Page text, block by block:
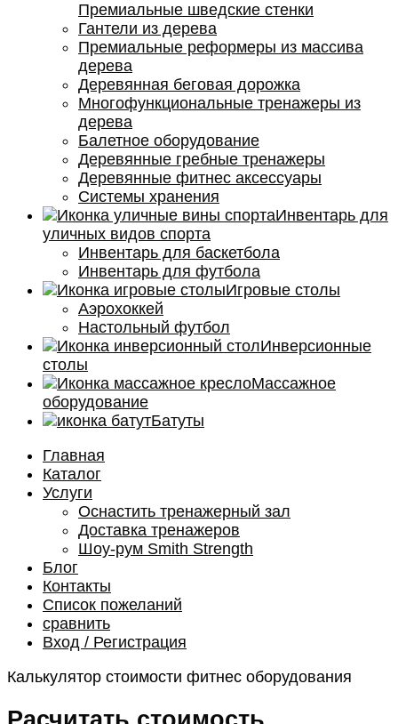
Премиальные шведские стенки
Гантели из дерева
Премиальные реформеры из массива
дерева
Деревянная беговая дорожка
Многофункциональные тренажеры из
дерева
Балетное оборудование
Деревянные гребные тренажеры
Деревянные фитнес аксессуары
Системы хранения
Инвентарь для
уличных видов спорта
Инвентарь для баскетбола
Инвентарь для футбола
Игровые столы
Аэрохоккей
Настольный футбол
Инверсионные
столы
Массажное
оборудование
Батуты
Главная
Каталог
Услуги
Оснастить тренажерный зал
Доставка тренажеров
Шоу-рум Smith Strength
Блог
Контакты
Список пожеланий
сравнить
Вход / Регистрация
Калькулятор стоимости фитнес оборудования